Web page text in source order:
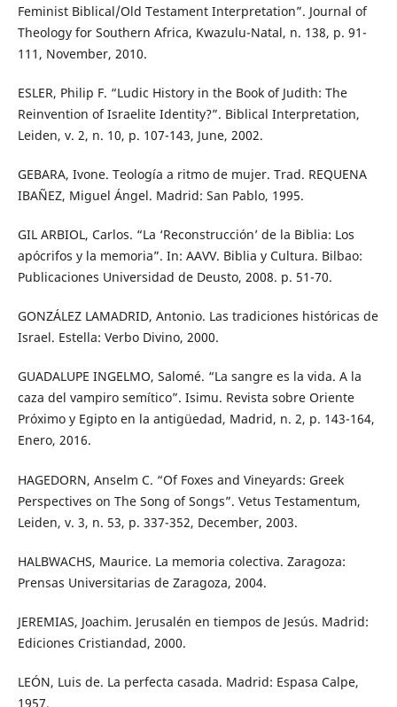
Feminist Biblical/Old Testament Interpretation”. Journal of
Theology for Southern Africa, Kwazulu-Natal, n. 138, p. 91-
111, November, 2010.
ESLER, Philip F. “Ludic History in the Book of Judith: The
Reinvention of Israelite Identity?”. Biblical Interpretation,
Leiden, v. 2, n. 10, p. 107-143, June, 2002.
GEBARA, Ivone. Teología a ritmo de mujer. Trad. REQUENA
IBAÑEZ, Miguel Ángel. Madrid: San Pablo, 1995.
GIL ARBIOL, Carlos. “La ‘Reconstrucción’ de la Biblia: Los
apócrifos y la memoria”. In: AAVV. Biblia y Cultura. Bilbao:
Publicaciones Universidad de Deusto, 2008. p. 51-70.
GONZÁLEZ LAMADRID, Antonio. Las tradiciones históricas de
Israel. Estella: Verbo Divino, 2000.
GUADALUPE INGELMO, Salomé. “La sangre es la vida. A la
caza del vampiro semítico”. Isimu. Revista sobre Oriente
Próximo y Egipto en la antigüedad, Madrid, n. 2, p. 143-164,
Enero, 2016.
HAGEDORN, Anselm C. “Of Foxes and Vineyards: Greek
Perspectives on The Song of Songs”. Vetus Testamentum,
Leiden, v. 3, n. 53, p. 337-352, December, 2003.
HALBWACHS, Maurice. La memoria colectiva. Zaragoza:
Prensas Universitarias de Zaragoza, 2004.
JEREMIAS, Joachim. Jerusalén en tiempos de Jesús. Madrid:
Ediciones Cristiandad, 2000.
LEÓN, Luis de. La perfecta casada. Madrid: Espasa Calpe,
1957.